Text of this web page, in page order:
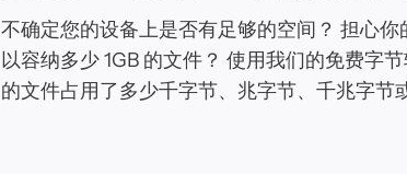
不确定您的设备上是否有足够的空间？ 担心
以容纳多少 1GB 的文件？ 使用我们的免费字
的文件占用了多少千字节、兆字节、千兆字节